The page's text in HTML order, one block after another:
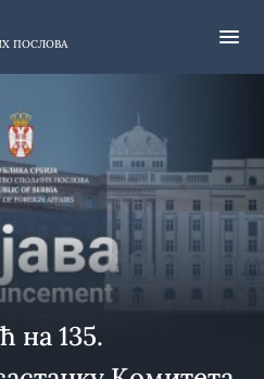
ПОСЛОВА
на 135.